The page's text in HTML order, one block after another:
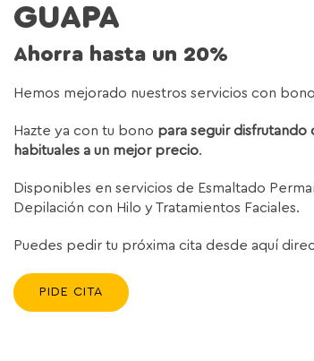
GUAPA
Ahorra hasta un 20%
Hemos mejorado nuestros servicios con
Hazte ya con tu bono para seguir disfrutando
habituales a un mejor precio.
Disponibles en servicios de Esmaltado
Depilación con Hilo y Tratamientos Faciales.
Puedes pedir tu próxima cita desde aquí
PIDE CITA